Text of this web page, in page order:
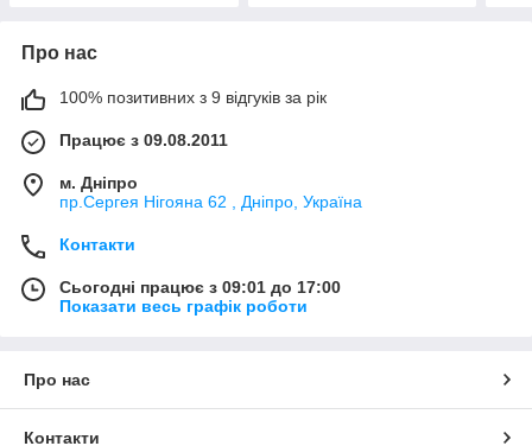
Про нас
100% позитивних з 9 відгуків за рік
Працює з 09.08.2011
м. Дніпро
пр.Сергея Нігояна 62 , Дніпро, Україна
Контакти
Сьогодні працює з 09:01 до 17:00
Показати весь графік роботи
Про нас
Контакти